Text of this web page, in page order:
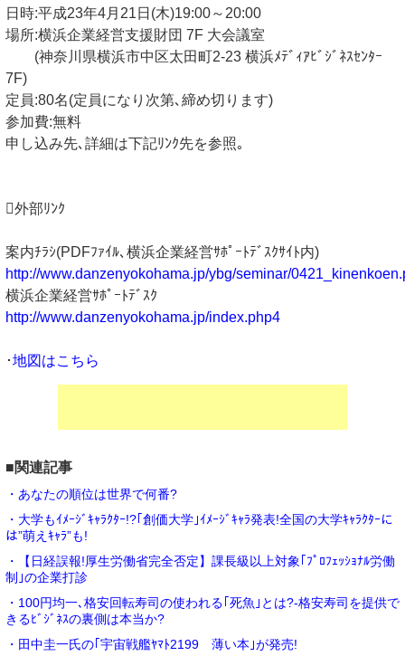
日時:平成23年4月21日(木)19:00～20:00
場所:横浜企業経営支援財団 7F 大会議室
(神奈川県横浜市中区太田町2-23 横浜ﾒﾃﾞｨｱﾋﾞｼﾞﾈｽｾﾝﾀｰ
7F)
定員:80名(定員になり次第､締め切ります)
参加費:無料
申し込み先､詳細は下記ﾘﾝｸ先を参照｡
外部ﾘﾝｸ
案内ﾁﾗｼ(PDFﾌｧｲﾙ､横浜企業経営ｻﾎﾟｰﾄﾃﾞｽｸｻｲﾄ内)
http://www.danzenyokohama.jp/ybg/seminar/
横浜企業経営ｻﾎﾟｰﾄﾃﾞｽｸ
http://www.danzenyokohama.jp/index.php4
･地図はこちら
■関連記事
・あなたの順位は世界で何番?
・大学もｲﾒｰｼﾞｷｬﾗｸﾀｰ!?｢創価大学｣ｲﾒｰｼﾞｷｬﾗ発表!全国の大学ｷｬﾗｸﾀｰに
は”萌えｷｬﾗ”も!
・【日経誤報!厚生労働省完全否定】課長級以上対象｢ﾌﾟﾛﾌｪｯｼｮﾅﾙ労働
制｣の企業打診
・100円均一､格安回転寿司の使われる｢死魚｣とは?-格安寿司を提供で
きるﾋﾞｼﾞﾈｽの裏側は本当か?
・田中圭一氏の｢宇宙戦艦ﾔﾏﾄ2199 薄い本｣が発売!